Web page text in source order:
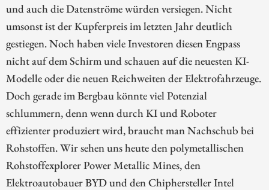
und auch die Datenströme würden versiegen. Nicht
umsonst ist der Kupferpreis im letzten Jahr deutlich
gestiegen. Noch haben viele Investoren diesen Engpass
nicht auf dem Schirm und schauen auf die neuesten KI-
Modelle oder die neuen Reichweiten der Elektrofahrzeuge.
Doch gerade im Bergbau könnte viel Potenzial
schlummern, denn wenn durch KI und Roboter
effizienter produziert wird, braucht man Nachschub bei
Rohstoffen. Wir sehen uns heute den polymetallischen
Rohstoffexplorer Power Metallic Mines, den
Elektroautobauer BYD und den Chiphersteller Intel